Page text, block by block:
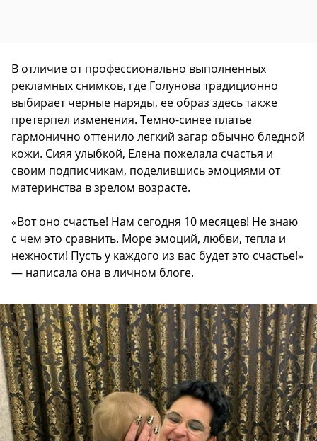
В отличие от профессионально выполненных
рекламных снимков, где Голунова традиционно
выбирает черные наряды, ее образ здесь также
претерпел изменения. Темно-синее платье
гармонично оттенило легкий загар обычно бледной
кожи. Сияя улыбкой, Елена пожелала счастья и
своим подписчикам, поделившись эмоциями от
материнства в зрелом возрасте.
«Вот оно счастье! Нам сегодня 10 месяцев! Не знаю
с чем это сравнить. Море эмоций, любви, тепла и
нежности! Пусть у каждого из вас будет это счастье!»
— написала она в личном блоге.